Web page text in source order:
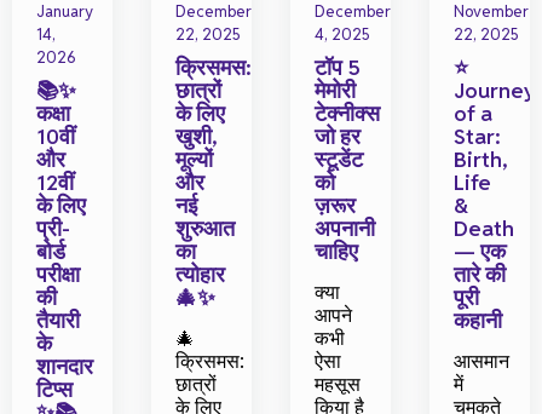
January
14,
2026
📚✨
कक्षा
10वीं
और
12वीं
के लिए
प्री-
बोर्ड
परीक्षा
की
तैयारी
के
शानदार
टिप्स
December
22, 2025
क्रिसमस:
छात्रों
के लिए
खुशी,
मूल्यों
और
नई
शुरुआत
का
त्योहार
🎄✨
🎄
क्रिसमस:
छात्रों
के लिए
December
4, 2025
टॉप 5
मेमोरी
टेक्नीक्स
जो हर
स्टूडेंट
को
ज़रूर
अपनानी
चाहिए
क्या
आपने
कभी
ऐसा
महसूस
किया है
November
22, 2025
⭐
Journey
of a
Star:
Birth,
Life
&
Death
— एक
तारे की
पूरी
कहानी
आसमान
में
चमकते